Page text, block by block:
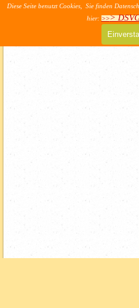
Diese Seite benutzt Cookies, Sie finden
hier: >>>
Direkt zum Seiteninhalt
Menü überspringen
>> AGB & DSVG